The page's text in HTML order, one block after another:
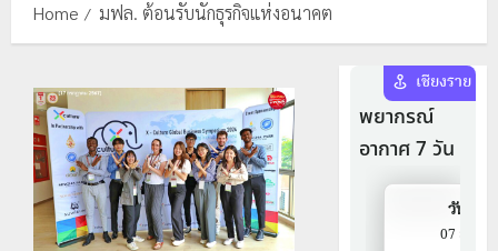
Home มฟล. ต้อนรับนักธุรกิจแห่งอนาคต